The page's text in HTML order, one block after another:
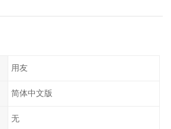
用友
简体中文版
无